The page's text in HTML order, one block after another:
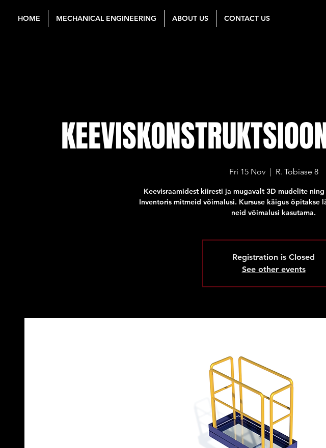
HOME MECHANICAL ENGINEERING ABOUT US CONTACT US
Fri 15 Nov
  |
R. Tobiase 8
Keevisraamidest kiiresti ja mugavalt 3D mudelite
Inventoris mitmeid võimalusi. Kursuse käigus õpitakse
neid võimalusi kasutama.
Registration is Closed
See other events